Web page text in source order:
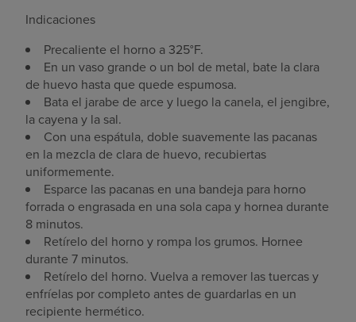
Indicaciones
Precaliente el horno a 325°F.
En un vaso grande o un bol de metal, bate la clara
de huevo hasta que quede espumosa.
Bata el jarabe de arce y luego la canela, el jengibre,
la cayena y la sal.
Con una espátula, doble suavemente las pacanas
en la mezcla de clara de huevo, recubiertas
uniformemente.
Esparce las pacanas en una bandeja para horno
forrada o engrasada en una sola capa y hornea durante
8 minutos.
Retírelo del horno y rompa los grumos. Hornee
durante 7 minutos.
Retírelo del horno. Vuelva a remover las tuercas y
enfríelas por completo antes de guardarlas en un
recipiente hermético.